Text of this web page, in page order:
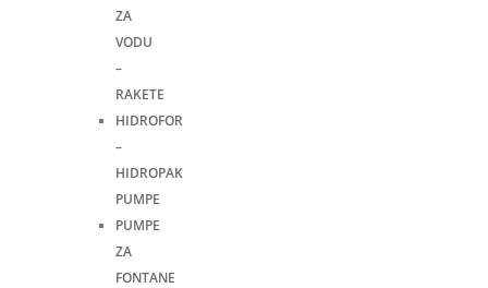
ZA
VODU
–
RAKETE
HIDROFOR
–
HIDROPAK
PUMPE
PUMPE
ZA
FONTANE